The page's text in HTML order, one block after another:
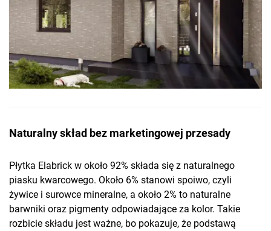
Naturalny skład bez marketingowej przesady
Płytka Elabrick w około 92% składa się z naturalnego
piasku kwarcowego. Około 6% stanowi spoiwo, czyli
żywice i surowce mineralne, a około 2% to naturalne
barwniki oraz pigmenty odpowiadające za kolor. Takie
rozbicie składu jest ważne, bo pokazuje, że podstawą